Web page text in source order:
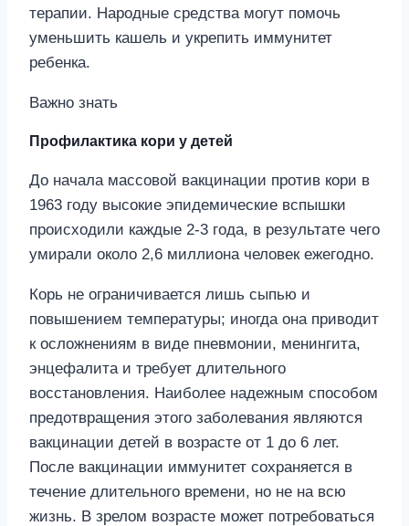
терапии. Народные средства могут помочь
уменьшить кашель и укрепить иммунитет
ребенка.
Важно знать
Профилактика кори у детей
До начала массовой вакцинации против кори в
1963 году высокие эпидемические вспышки
происходили каждые 2-3 года, в результате чего
умирали около 2,6 миллиона человек ежегодно.
Корь не ограничивается лишь сыпью и
повышением температуры; иногда она приводит
к осложнениям в виде пневмонии, менингита,
энцефалита и требует длительного
восстановления. Наиболее надежным способом
предотвращения этого заболевания являются
вакцинации детей в возрасте от 1 до 6 лет.
После вакцинации иммунитет сохраняется в
течение длительного времени, но не на всю
жизнь. В зрелом возрасте может потребоваться